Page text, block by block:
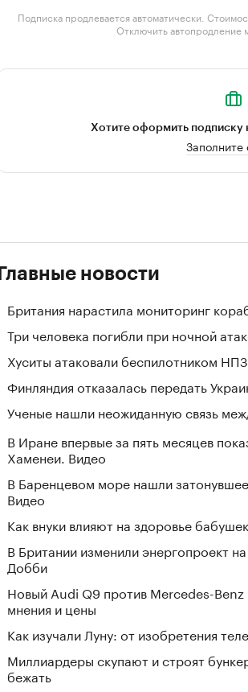
Подписка продлевается автоматически.
Отключить
Хотите оформить подписку
Главные новости
Британия нарастила мониторинг
Три человека погибли при ночной
Хуситы атаковали беспилотником
Финляндия отказалась передать
Ученые нашли неожиданную связь
В Иране впервые за пять месяцев
Хаменеи. Видео
В Баренцевом море нашли
Видео
Как внуки влияют на здоровье
В Британии изменили энергопроект
Добби
Новый Audi Q9 против Mercedes-Benz
мнения и цены
Как изучали Луну: от изобретения
Миллиардеры скупают и строят
бежать